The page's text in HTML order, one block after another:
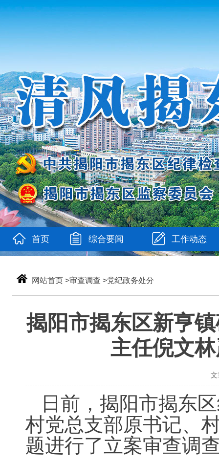
首页 综合要闻 工作动态
网站首页 >审查调查 >党纪政务处分
揭阳市揭东区新亨
主任倪文
文
日前，揭阳市揭东
村党总支部原书记、
题进行了立案审查调